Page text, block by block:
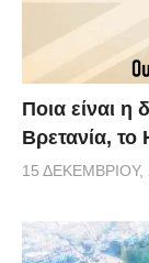
Ποια είναι
Βρετανία, το
15 ΔΕΚΕΜΒΡΊΟΥ,